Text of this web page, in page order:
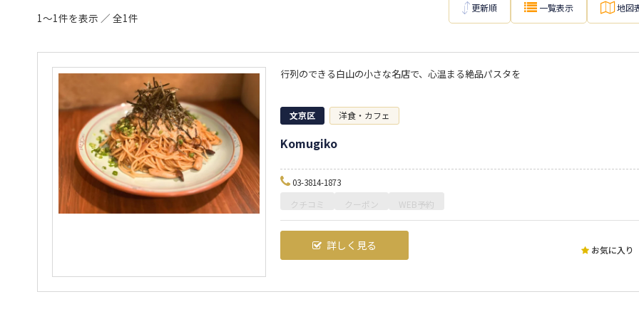
1～1件を表示 ／ 全1件
更新順 一覧表示 地図
行列のできる白山の小さな名店で、心温まる絶品パスタを
文京区 洋食・カフェ
お気に入り
Komugiko
03-3814-1873
クチコミ クーポン WEB予約
詳しく見る